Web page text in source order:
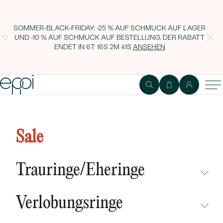
SOMMER-BLACK-FRIDAY: -25 % AUF SCHMUCK AUF LAGER
UND -10 % AUF SCHMUCK AUF BESTELLUNG. DER RABATT
ENDET IN 6T 16S 2M 40S ANSEHEN
Sale
Trauringe/Eheringe
NEUHEITEN
Verlobungsringe
Alexandrit und Diamanten Olha